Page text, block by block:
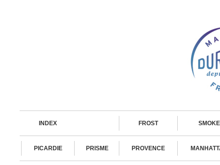
INDEX FROST SMOKE
PICARDIE PRISME PROVENCE